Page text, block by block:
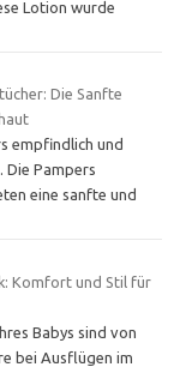
Lotion wurde
Die Sanfte
empfindlich und
Pampers
eine sanfte und
Komfort und Stil für
Babys sind von
bei Ausflügen im